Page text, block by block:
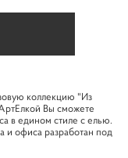
коллекцию "Из
Вы сможете
в едином стиле с елью.
и офиса разработан под